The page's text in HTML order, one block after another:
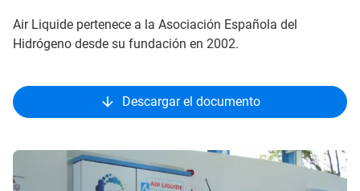
Air Liquide pertenece a la Asociación Española del
Hidrógeno desde su fundación en 2002.
Descargar el documento